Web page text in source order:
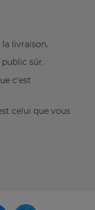
la livraison.
sûr.
c’est
celui que vous